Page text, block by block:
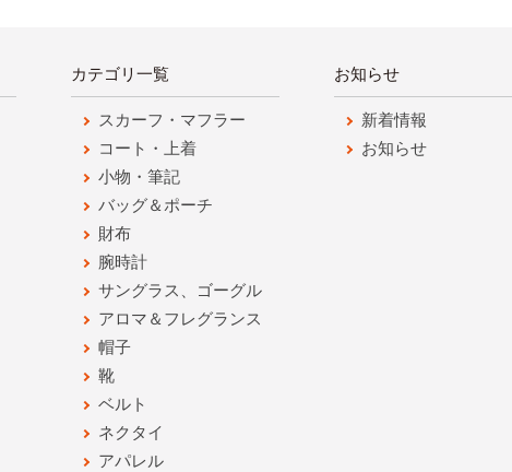
カテゴリ一覧
スカーフ・マフラー
コート・上着
小物・筆記
バッグ＆ポーチ
財布
腕時計
サングラス、ゴーグル
アロマ＆フレグランス
帽子
靴
ベルト
ネクタイ
アパレル
お知らせ
新着情報
お知らせ